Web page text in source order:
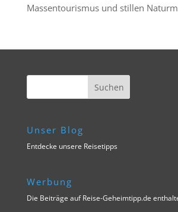
Massentourismus und stillen
Unser Blog
Entdecke unsere Reisetipps
Werbung
Die Beiträge auf Reise-Geheimtipp.de